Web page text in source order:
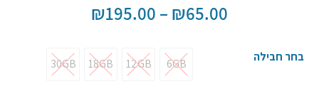
₪65.00
–
₪195.00
בחר חבילה 6GB
6GB
12GB
12GB
18GB
18GB
30GB
30GB